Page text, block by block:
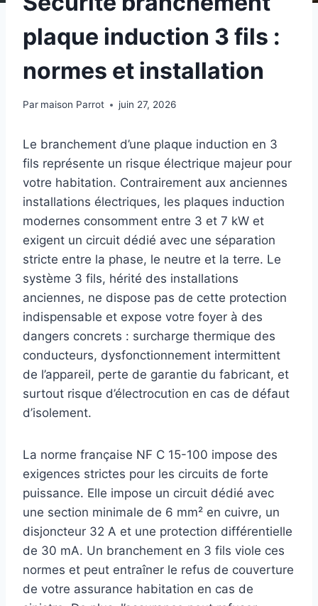
plaque induction 3 fils :
normes et installation
Par maison Parrot juin 27, 2026
Le branchement d’une plaque induction en 3
fils représente un risque électrique majeur pour
votre habitation. Contrairement aux anciennes
installations électriques, les plaques induction
modernes consomment entre 3 et 7 kW et
exigent un circuit dédié avec une séparation
stricte entre la phase, le neutre et la terre. Le
système 3 fils, hérité des installations
anciennes, ne dispose pas de cette protection
indispensable et expose votre foyer à des
dangers concrets : surcharge thermique des
conducteurs, dysfonctionnement intermittent
de l’appareil, perte de garantie du fabricant, et
surtout risque d’électrocution en cas de défaut
d’isolement.
La norme française NF C 15-100 impose des
exigences strictes pour les circuits de forte
puissance. Elle impose un circuit dédié avec
une section minimale de 6 mm² en cuivre, un
disjoncteur 32 A et une protection différentielle
de 30 mA. Un branchement en 3 fils viole ces
normes et peut entraîner le refus de couverture
de votre assurance habitation en cas de